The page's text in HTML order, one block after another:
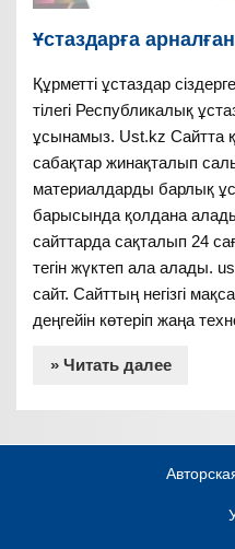
Ұстаздарға
Құрметті ұстаздар
тілегі Республикалық
ұсынамыз. Ust.kz Сайтта
сабақтар жинақталып
материалдарды барлық
барысында қолдана
сайттарда сақталып 24
тегін жүктеп ала алады.
сайт. Сайттың негізгі
деңгейін көтеріп жаңа
» Читать далее